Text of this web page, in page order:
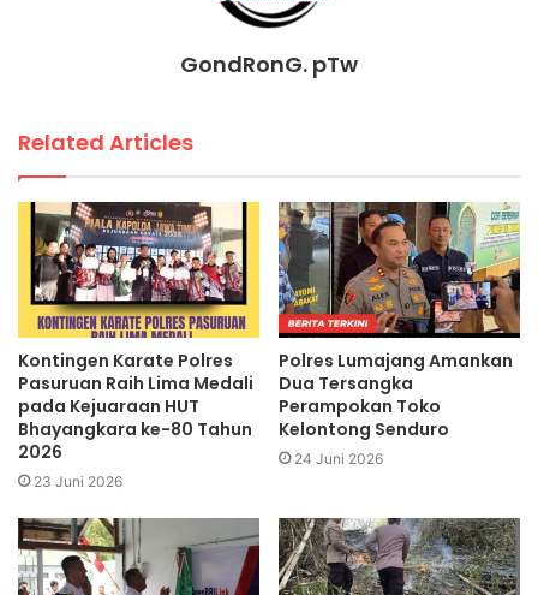
GondRonG. pTw
Related Articles
Kontingen Karate Polres
Pasuruan Raih Lima Medali
pada Kejuaraan HUT
Bhayangkara ke-80 Tahun
2026
23 Juni 2026
Polres Lumajang Amankan
Dua Tersangka
Perampokan Toko
Kelontong Senduro
24 Juni 2026